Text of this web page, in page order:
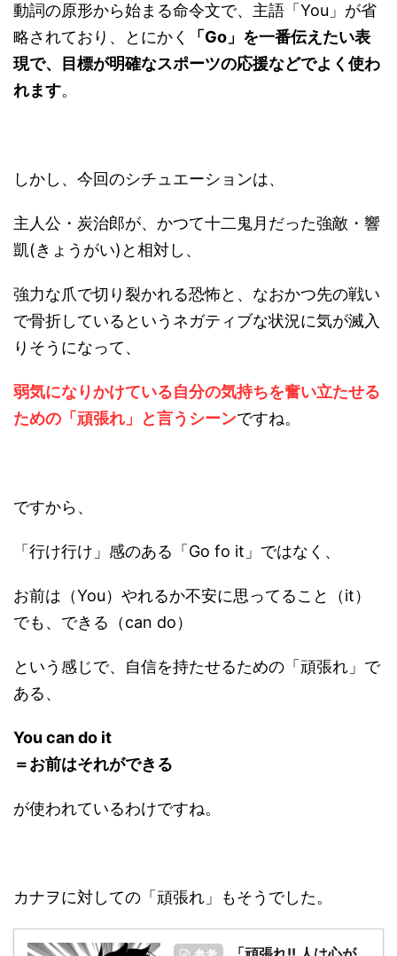
動詞の原形から始まる命令文で、主語「You」が省
略されており、とにかく
「Go」を一番伝えたい表
現で、目標が明確なスポーツの応援などでよく使わ
れます。
しかし、今回のシチュエーションは、
主人公・炭治郎が、かつて十二鬼月だった強敵・響
凱(きょうがい)と相対し、
強力な爪で切り裂かれる恐怖と、なおかつ先の戦い
で骨折しているというネガティブな状況に気が滅入
りそうになって、
弱気になりかけている自分の気持ちを奮い立たせる
ための「頑張れ」と言うシーンですね。
ですから、
「行け行け」感のある「Go fo it」ではなく、
お前は（You）やれるか不安に思ってること（it）
でも、できる（can do）
という感じで、自信を持たせるための「頑張れ」で
ある、
You can do it
＝お前はそれができる
が使われているわけですね。
カナヲに対しての「頑張れ」もそうでした。